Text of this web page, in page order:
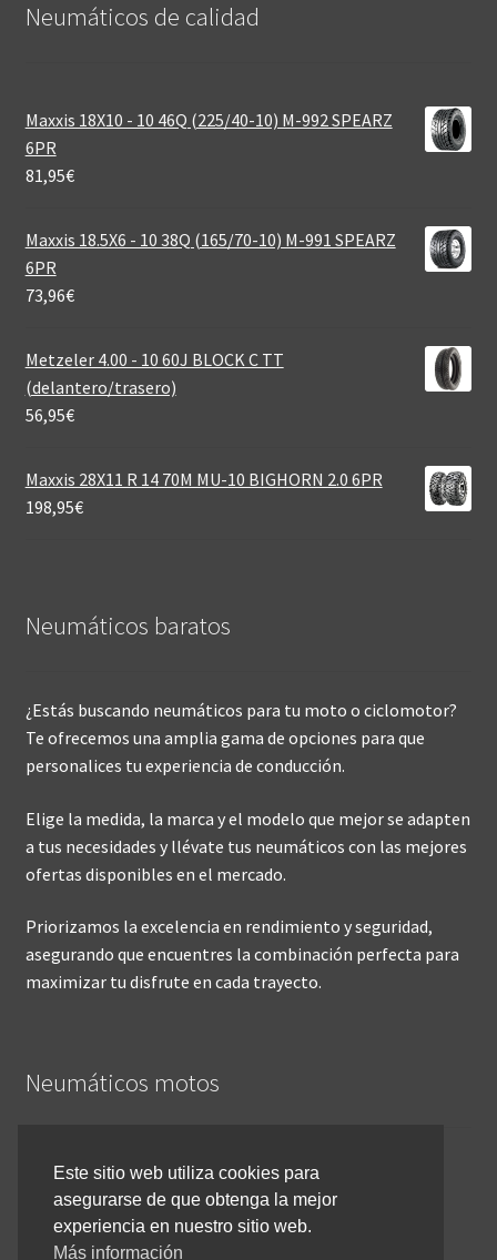
Neumáticos de calidad‎
Maxxis 18X10 - 10 46Q (225/40-10) M-992 SPEARZ
6PR
81,95€
Maxxis 18.5X6 - 10 38Q (165/70-10) M-991 SPEARZ
6PR
73,96€
Metzeler 4.00 - 10 60J BLOCK C TT
(delantero/trasero)
56,95€
Maxxis 28X11 R 14 70M MU-10 BIGHORN 2.0 6PR
198,95€
Neumáticos baratos
¿Estás buscando neumáticos para tu moto o ciclomotor?
Te ofrecemos una amplia gama de opciones para que
personalices tu experiencia de conducción.
Elige la medida, la marca y el modelo que mejor se adapten
a tus necesidades y llévate tus neumáticos con las mejores
ofertas disponibles en el mercado.
Priorizamos la excelencia en rendimiento y seguridad,
asegurando que encuentres la combinación perfecta para
maximizar tu disfrute en cada trayecto.
Neumáticos motos
Inicio
Cómo comprar online
Devoluciones y reembolsos
Este sitio web utiliza cookies para
asegurarse de que obtenga la mejor
experiencia en nuestro sitio web.
Más información